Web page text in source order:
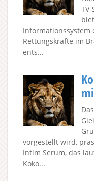
Informationssystem
Rettungskräfte im
ents...
vorgestellt wird,
Intim Serum, das
Koko...